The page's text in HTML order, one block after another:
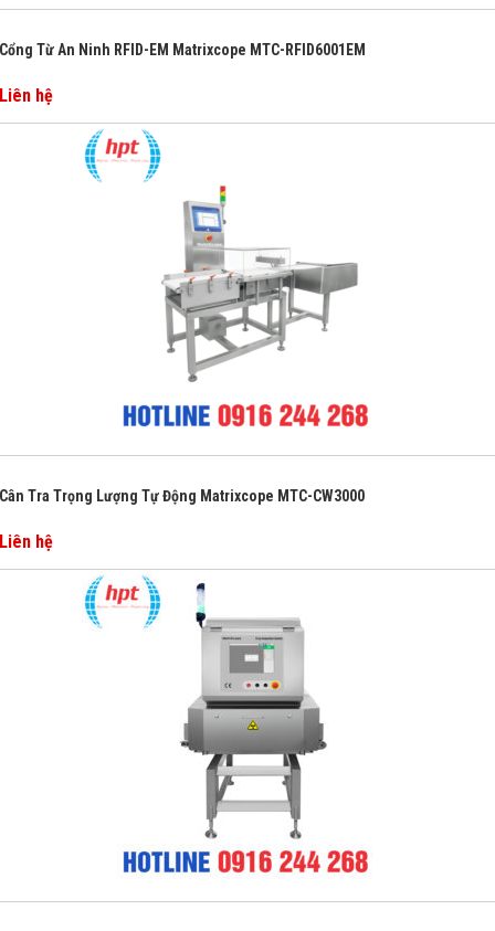
Từ An Ninh RFID-EM Matrixcope MTC-RFID6001EM
hệ
Tra Trọng Lượng Tự Động Matrixcope MTC-CW3000
hệ